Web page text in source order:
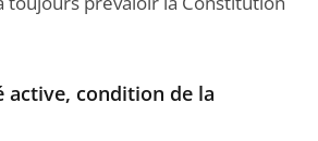
active, condition de la